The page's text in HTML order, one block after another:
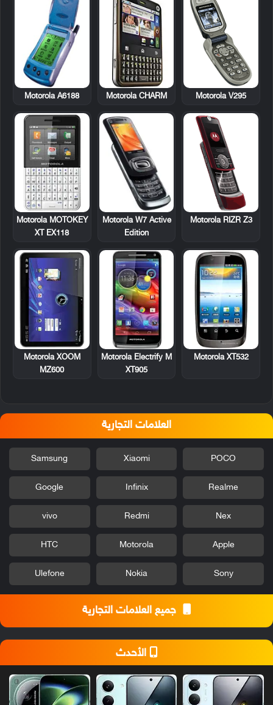
Motorola V295
Motorola CHARM
Motorola A6188
Motorola RIZR Z3
Motorola W7 Active
Edition
Motorola MOTOKEY
XT EX118
Motorola XT532
Motorola Electrify M
XT905
Motorola XOOM
MZ600
العلامات التجارية
POCO
Xiaomi
Samsung
Realme
Infinix
Google
Nex
Redmi
vivo
Apple
Motorola
HTC
Sony
Nokia
Ulefone
جميع العلامات التجارية
الأحدث